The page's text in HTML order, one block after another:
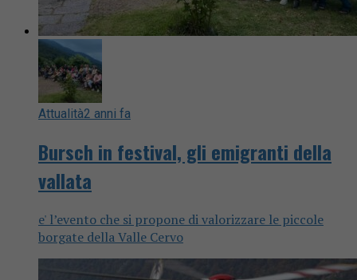
Attualità2 anni fa
Bursch in festival, gli emigranti della
vallata
e' l’evento che si propone di valorizzare le piccole
borgate della Valle Cervo